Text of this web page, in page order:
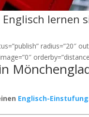
lernen
radius=”20″
Englisch-